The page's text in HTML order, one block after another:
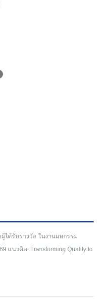
ได้รับรางวัล ในงานมหกรรม
แนวคิด: Transforming Quality to